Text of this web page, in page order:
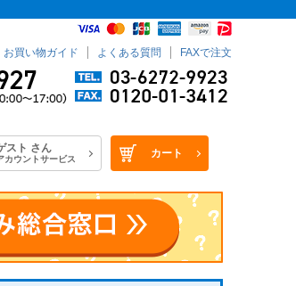
お買い物ガイド よくある質問 FAXで注文
スト さん
カウントサービス カート